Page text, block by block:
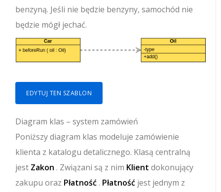
benzyną. Jeśli nie będzie benzyny, samochód nie
będzie mógł jechać.
EDYTUJ TEN SZABLON
Diagram klas – system zamówień
Poniższy diagram klas modeluje zamówienie
klienta z katalogu detalicznego. Klasą centralną
jest Zakon . Związani są z nim Klient dokonujący
zakupu oraz Płatność. Płatność jest jednym z